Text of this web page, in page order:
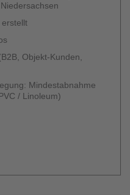
erstellt
Objekt-Kunden,
Mindestabnahme
/ Linoleum)